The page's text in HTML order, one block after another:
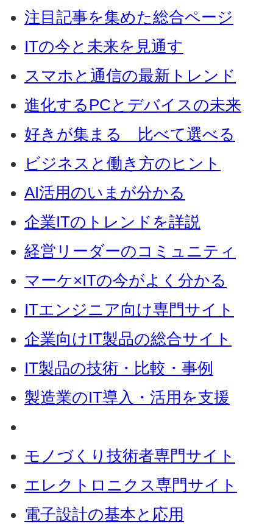
注目記事を集めた総合ページ
ITの今と未来を見通す
スマホと通信の最新トレンド
進化するPCとデバイスの未来
好きが集まる 比べて選べる
ビジネスと働き方のヒント
AI活用のいまが分かる
企業ITのトレンドを詳説
経営リーダーのコミュニティ
マーケ×ITの今がよく分かる
ITエンジニア向け専門サイト
企業向けIT製品の総合サイト
IT製品の技術・比較・事例
製造業のIT導入・活用を支援
モノづくり技術者専門サイト
エレクトロニクス専門サイト
電子設計の基本と応用